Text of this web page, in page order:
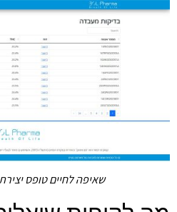
שאיפה לחיים טופס